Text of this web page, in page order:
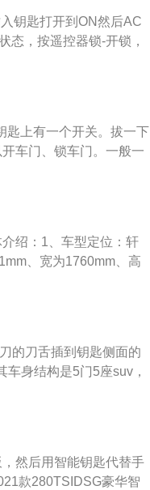
险和继电器都是对应，
解决方法：更换继电器
的原因比较多。例如钥
车电脑感应不到钥匙。
钥匙打开到ON然后AC
态，按遥控器锁-开锁，
螺丝刀拆卸钥匙的方
，更换电池。如果手边
奔腾x80钥匙相关介绍：
轴距是2675mm，搭载
匙上有一个开关。拔一下
车门、锁车门。一般一
在感应区上，即使没电
高个子坐进车中仍有较
间感受达到卓越水准。
腿部都能获得十足的放
错，空调基本无噪音，
明显的噪音。
绍：1、车型定位：轩
、宽为1760mm、高
用一架1.6升的自然吸
大扭矩168.0N·m。3、
扭力梁式非独立悬架。
的刀舌插到钥匙侧面的
身结构是5门5座suv，
距为2600mm，油箱容积
，最大马力是114ps，最
然后用智能钥匙代替手
款280TSIDSG豪华智